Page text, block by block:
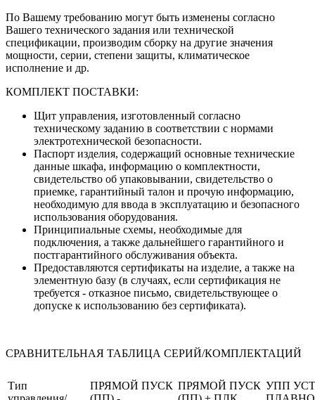
По Вашему требованию могут быть изменены согласно
Вашего технического задания или технической
спецификации, производим сборку на другие значения
мощности, серии, степени защиты, климатическое
исполнение и др.
КОМПЛЕКТ ПОСТАВКИ:
Щит управления, изготовленный согласно
техническому заданию в соответствии с нормами
электротехнической безопасности.
Паспорт изделия, содержащий основные технические
данные шкафа, информацию о комплектности,
свидетельство об упаковывании, свидетельство о
приемке, гарантийный талон и прочую информацию,
необходимую для ввода в эксплуатацию и безопасного
использования оборудования.
Принципиальные схемы, необходимые для
подключения, а также дальнейшего гарантийного и
постгарантийного обслуживания объекта.
Предоставляются сертификаты на изделие, а также на
элементную базу (в случаях, если сертификация не
требуется - отказное письмо, свидетельствующее о
допуске к использованию без сертификата).
СРАВНИТЕЛЬНАЯ ТАБЛИЦА СЕРИЙ/КОМПЛЕКТАЦИЙ
Тип
ПРЯМОЙ ПУСК ПРЯМОЙ ПУСК УПП